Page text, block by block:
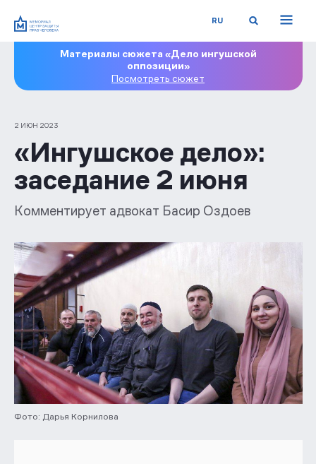
RU
Материалы сюжета «Дело ингушской
оппозиции»
Посмотреть сюжет
2 ИЮН 2023
«Ингушское дело»:
заседание 2 июня
Комментирует адвокат Басир Оздоев
Фото: Дарья Корнилова